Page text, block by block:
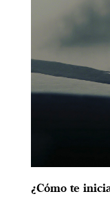
¿Cómo te